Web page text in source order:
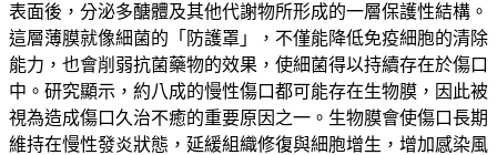
表面後，分泌多醣體及其他代謝物所形成的一層保護性結構。
這層薄膜就像細菌的「防護罩」，不僅能降低免疫細胞的清除
能力，也會削弱抗菌藥物的效果，使細菌得以持續存在於傷口
中。研究顯示，約八成的慢性傷口都可能存在生物膜，因此被
視為造成傷口久治不癒的重要原因之一。生物膜會使傷口長期
維持在慢性發炎狀態，延緩組織修復與細胞增生，增加感染風